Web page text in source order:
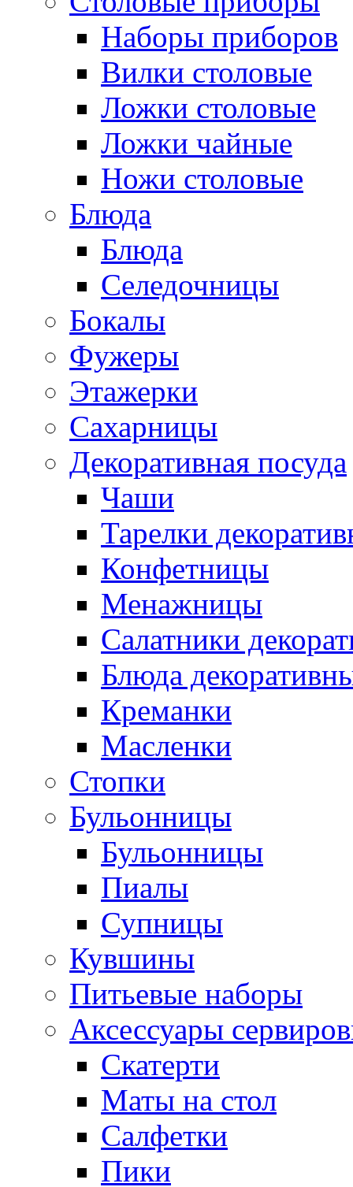
Наборы приборов
Вилки столовые
Ложки столовые
Ложки чайные
Ножи столовые
Блюда
Блюда
Селедочницы
Бокалы
Фужеры
Этажерки
Сахарницы
Декоративная посуда
Чаши
Тарелки
Конфетницы
Менажницы
Салатники
Блюда
Креманки
Масленки
Стопки
Бульонницы
Бульонницы
Пиалы
Супницы
Кувшины
Питьевые наборы
Аксессуары
Скатерти
Маты на стол
Салфетки
Пики